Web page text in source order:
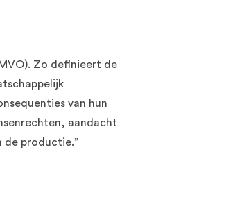
Zo definieert de
van hun
aandacht
de productie.”